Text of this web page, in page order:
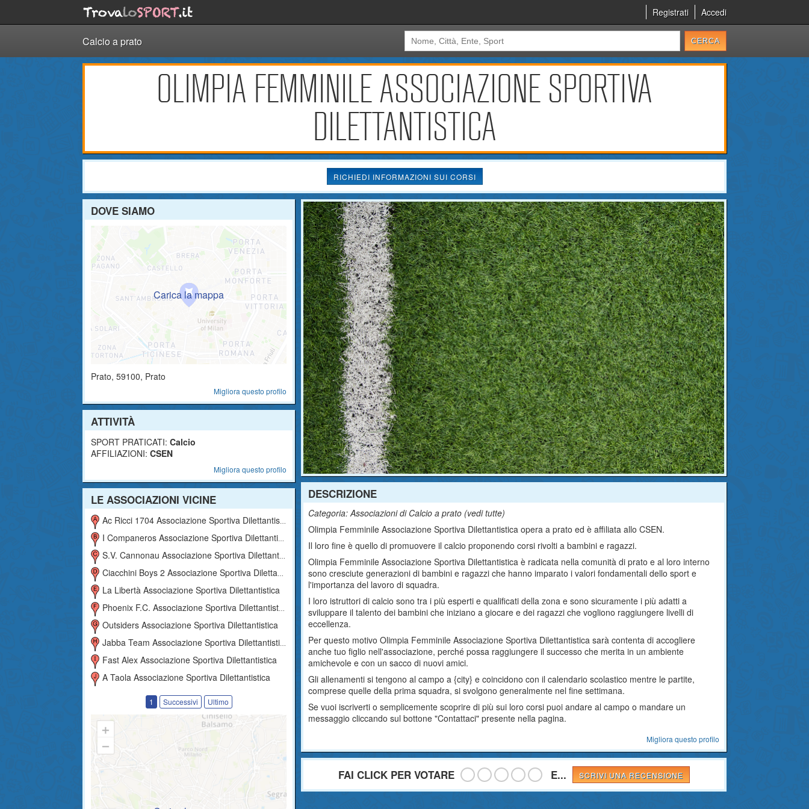
Registrati Accedi
Calcio a prato
OLIMPIA FEMMINILE ASSOCIAZIONE SPORTIVA
DILETTANTISTICA
RICHIEDI INFORMAZIONI SUI CORSI
DOVE SIAMO
Prato, 59100, Prato
Migliora questo profilo
ATTIVITÀ
SPORT PRATICATI: Calcio
AFFILIAZIONI: CSEN
Migliora questo profilo
LE ASSOCIAZIONI VICINE
Ac Ricci 1704 Associazione Sportiva Dilettantistica
I Companeros Associazione Sportiva Dilettantistica
S.v. Cannonau Associazione Sportiva Dilettantistica
Ciacchini Boys 2 Associazione Sportiva Dilettantistica
La Libertà Associazione Sportiva Dilettantistica
Phoenix F.c. Associazione Sportiva Dilettantistica
Outsiders Associazione Sportiva Dilettantistica
Jabba Team Associazione Sportiva Dilettantistica
Fast Alex Associazione Sportiva Dilettantistica
A Taola Associazione Sportiva Dilettantistica
1 Successivi Ultimo
DESCRIZIONE
Categoria: Associazioni di Calcio a prato (vedi tutte)
Olimpia Femminile Associazione Sportiva Dilettantistica opera a prato ed è affiliata allo CSEN.
Il loro fine è quello di promuovere il calcio proponendo corsi rivolti a bambini e ragazzi.
Olimpia Femminile Associazione Sportiva Dilettantistica è radicata nella comunità di prato e al loro interno
sono cresciute generazioni di bambini e ragazzi che hanno imparato i valori fondamentali dello sport e
l'importanza del lavoro di squadra.
I loro istruttori di calcio sono tra i più esperti e qualificati della zona e sono sicuramente i più adatti a
sviluppare il talento dei bambini che iniziano a giocare e dei ragazzi che vogliono raggiungere livelli di
eccellenza.
Per questo motivo Olimpia Femminile Associazione Sportiva Dilettantistica sarà contenta di accogliere
anche tuo figlio nell'associazione, perché possa raggiungere il successo che merita in un ambiente
amichevole e con un sacco di nuovi amici.
Gli allenamenti si tengono al campo a {city} e coincidono con il calendario scolastico mentre le partite,
comprese quelle della prima squadra, si svolgono generalmente nel fine settimana.
Se vuoi iscriverti o semplicemente scoprire di più sui loro corsi puoi andare al campo o mandare un
messaggio cliccando sul bottone "Contattaci" presente nella pagina.
Migliora questo profilo
FAI CLICK PER VOTARE E... SCRIVI UNA RECENSIONE